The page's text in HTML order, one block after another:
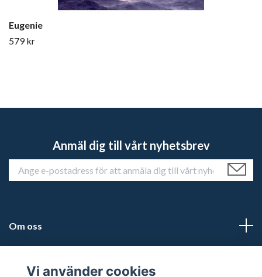
Eugenie
579 kr
Anmäl dig till vårt nyhetsbrev
Om oss
Vi använder cookies